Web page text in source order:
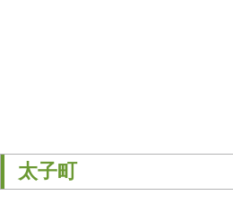
太子町